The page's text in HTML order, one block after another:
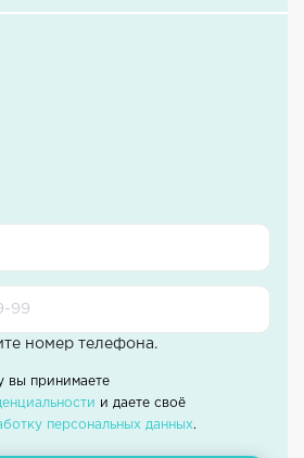
номер телефона.
вы принимаете
и даете своё
персональных данных.